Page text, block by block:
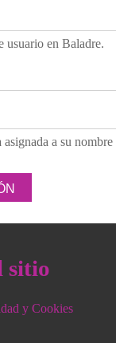
usuario en Baladre.
a su
sitio
y Cookies